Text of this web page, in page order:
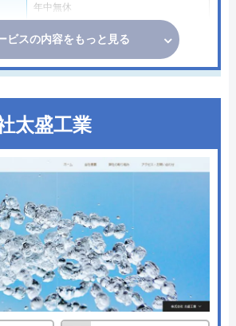
年中無休
ビスの内容をもっと見る
太盛工業